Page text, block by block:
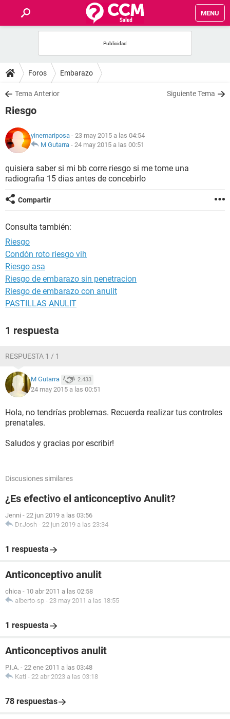
MENU
FOROS
SALUD
FAMILIA
NUTRICIÓN
BIENESTAR
SEXUALIDAD
GLOSARIO
Foros Embarazo
Tema Anterior Siguiente Tema
Riesgo
yinemariposa - 23 may 2015 a las 04:54
M Gutarra - 24 may 2015 a las 00:51
quisiera saber si mi bb corre riesgo si me tome una
radiografia 15 dias antes de concebirlo
Compartir
Consulta también:
Riesgo
Condón roto riesgo vih
Riesgo asa
Riesgo de embarazo sin penetracion
Riesgo de embarazo con anulit
PASTILLAS ANULIT
1 respuesta
RESPUESTA 1 / 1
M Gutarra 2.433
24 may 2015 a las 00:51
Hola, no tendrías problemas. Recuerda realizar tus controles
prenatales.
Saludos y gracias por escribir!
Discusiones similares
¿Es efectivo el anticonceptivo Anulit?
Jenni - 22 jun 2019 a las 03:56
Dr.Josh - 22 jun 2019 a las 23:34
1 respuesta
Anticonceptivo anulit
chica - 10 abr 2011 a las 02:58
alberto-sp - 23 may 2011 a las 18:55
1 respuesta
Anticonceptivos anulit
P.I.A. - 22 ene 2011 a las 03:48
Kati - 22 abr 2023 a las 03:18
78 respuestas